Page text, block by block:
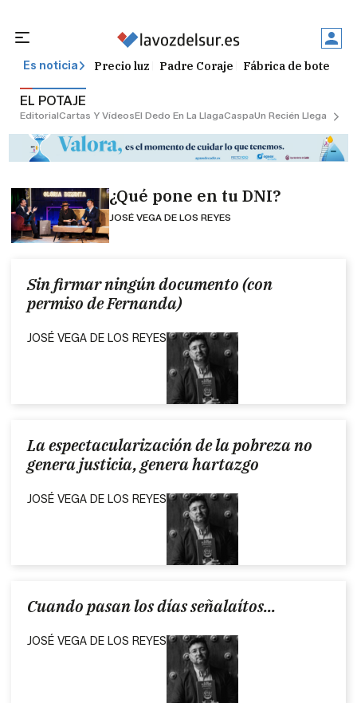
Es noticia Precio luz Padre Coraje Fábrica de botellas
EL POTAJE
EditorialCartas Y VídeosEl Dedo En La LlagaCaspaUn Recién Llegado
¿Qué pone en tu DNI?
JOSÉ VEGA DE LOS REYES
Sin firmar ningún documento (con
permiso de Fernanda)
JOSÉ VEGA DE LOS REYES
La espectacularización de la pobreza no
genera justicia, genera hartazgo
JOSÉ VEGA DE LOS REYES
Cuando pasan los días señalaítos...
JOSÉ VEGA DE LOS REYES